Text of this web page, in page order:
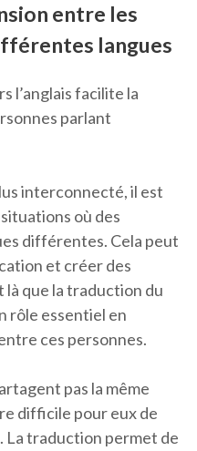
entre les
langues
l’anglais facilite la
parlant
interconnecté, il est
où des
différentes. Cela peut
et créer des
là que la traduction du
rôle essentiel en
ces personnes.
pas la même
difficile pour eux de
traduction permet de